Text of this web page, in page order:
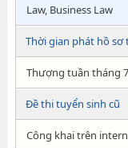
Law, Business Law
Thời gian phát hồ sơ
Thượng tuần tháng 7
Đề thi tuyển sinh cũ
Công khai trên